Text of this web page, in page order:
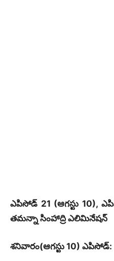
ఎపిసోడ్ 21 (ఆగస్టు 10),
తమన్నా సింహాద్రి ఎలిమినేషన్
శనివారం(ఆగస్టు 10) ఎపిసోడ్: